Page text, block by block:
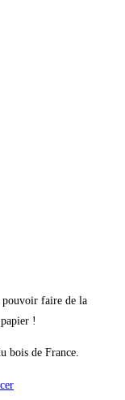
pouvoir faire de la
!
bois de France.